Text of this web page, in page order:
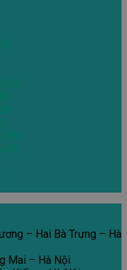
– Hai Bà Trưng – Hà
Mai – Hà Nội